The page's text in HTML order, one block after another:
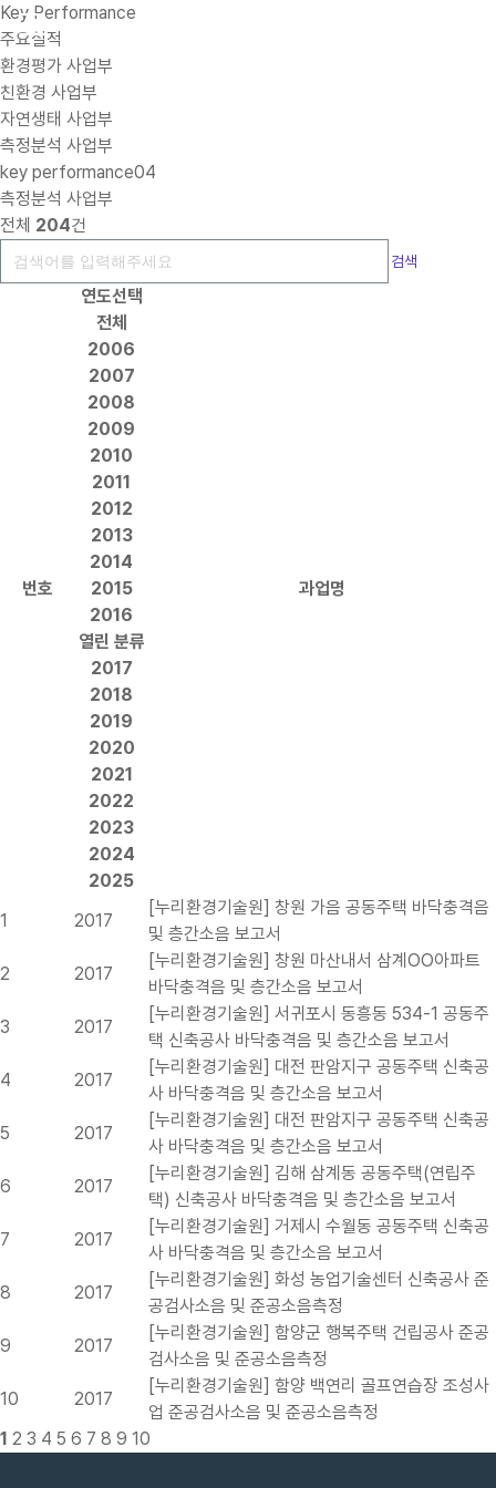
Key Performance
주요실적
환경평가 사업부
친환경 사업부
자연생태 사업부
측정분석 사업부
key performance04
측정분석 사업부
전체 204건
검색
번호
연도선택
전체
2006
2007
2008
2009
2010
2011
2012
2013
2014
2015
2016
열린 분류
2017
2018
2019
2020
2021
2022
2023
2024
2025
과업명
1 2017
[누리환경기술원] 창원 가음 공동주택 바닥충격음
및 층간소음 보고서
2
2017
[누리환경기술원] 창원 마산내서 삼계OO아파트
바닥충격음 및 층간소음 보고서
3
2017
[누리환경기술원] 서귀포시 동흥동 534-1 공동주
택 신축공사 바닥충격음 및 층간소음 보고서
4
2017
[누리환경기술원] 대전 판암지구 공동주택 신축공
사 바닥충격음 및 층간소음 보고서
5
2017
[누리환경기술원] 대전 판암지구 공동주택 신축공
사 바닥충격음 및 층간소음 보고서
6
2017
[누리환경기술원] 김해 삼계동 공동주택(연립주
택) 신축공사 바닥충격음 및 층간소음 보고서
7
2017
[누리환경기술원] 거제시 수월동 공동주택 신축공
사 바닥충격음 및 층간소음 보고서
8
2017
[누리환경기술원] 화성 농업기술센터 신축공사 준
공검사소음 및 준공소음측정
9
2017
[누리환경기술원] 함양군 행복주택 건립공사 준공
검사소음 및 준공소음측정
10
2017
[누리환경기술원] 함양 백연리 골프연습장 조성사
업 준공검사소음 및 준공소음측정
1 2 3 4 5 6 7 8 9 10